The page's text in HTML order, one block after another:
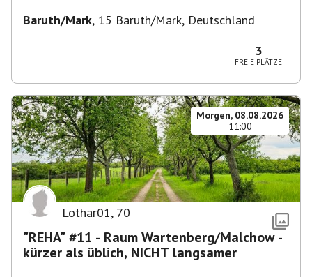
Baruth/Mark, 15 Baruth/Mark, Deutschland
3
FREIE PLÄTZE
Morgen, 08.08.2026
11:00
Lothar01, 70
"REHA" #11 - Raum Wartenberg/Malchow -
kürzer als üblich, NICHT langsamer